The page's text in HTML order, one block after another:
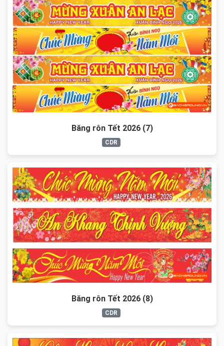
Băng rôn Tết 2026 (7)
CDR
Băng rôn Tết 2026 (8)
CDR